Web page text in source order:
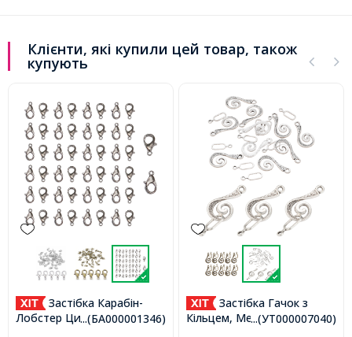
Клієнти, які купили цей товар, також
купують
...(БА000001346)
Застібка Карабін-
Лобстер Цинковий Сплав,
...(УТ000007040)
Застібка Гачок з
Кільцем, Метал, Колір: